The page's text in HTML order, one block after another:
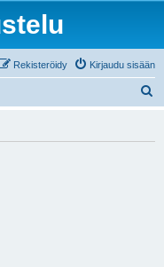
Kirjaudu sisään
Rekisteröidy